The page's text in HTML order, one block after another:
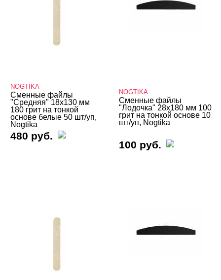
Фрезы, боры, колпачки
БРЕНДЫ
NOGTIKA
Сменные файлы
"Средняя" 18х130 мм
180 грит на тонкой
основе белые 50 шт/уп,
Nogtika
480 руб.
NOGTIKA
Сменные файлы
"Лодочка" 28х180 мм 100
грит на тонкой основе 10
шт/уп, Nogtika
100 руб.